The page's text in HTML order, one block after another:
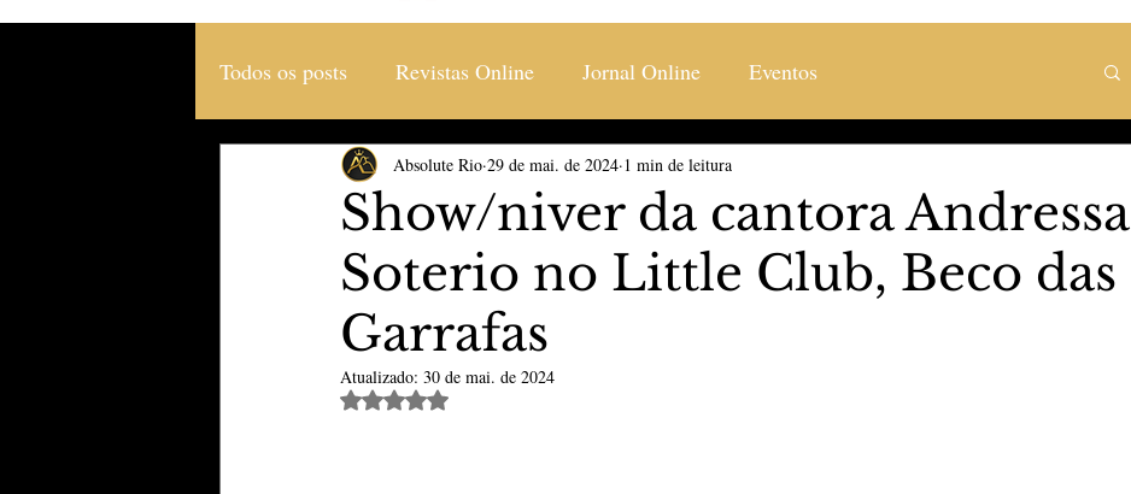
Todos os posts Revistas Online Jornal Online Eventos
Gastronomia & Turismo Social & Estilos Saúde & Bem Estar
TheVipClubBusiness Revistas The Vip Club Business Marujo Carioca
Educação & Tecnologia Esporte & Lazer
Show/niver da cantora Andressa
Soterio no Little Club, Beco das
Garrafas
Absolute Rio 29 de mai. de 2024 1 min de leitura
Atualizado: 30 de mai. de 2024
Avaliado com NaN de 5 estrelas.